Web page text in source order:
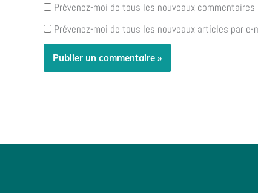
Prévenez-moi de tous les nouveaux commentaires
Prévenez-moi de tous les nouveaux articles par e-